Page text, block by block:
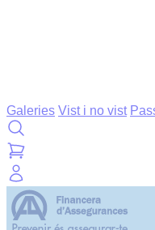
Galeries Vist i no vist